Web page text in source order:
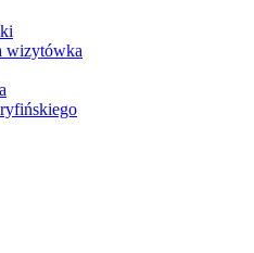
wizytówka